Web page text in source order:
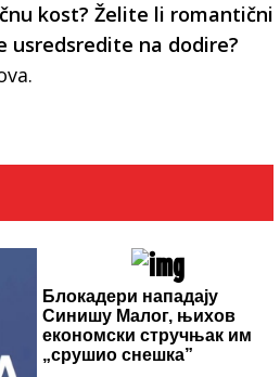
kost? Želite li romantični
na dodire?
Блокадери нападају
Синишу Малог, њихов
економски стручњак им
„срушио снешка”